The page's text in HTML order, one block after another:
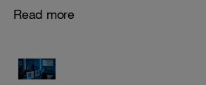
Read more